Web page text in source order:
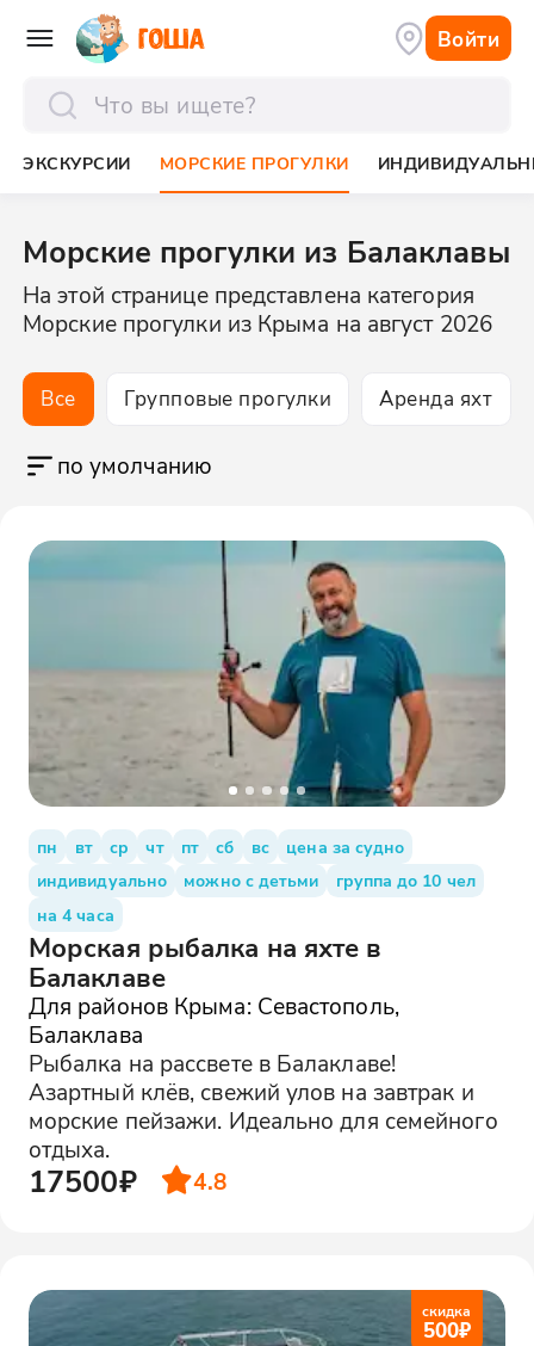
Войти
ЭКСКУРСИИ МОРСКИЕ ПРОГУЛКИ
Морские прогулки из Балаклавы
На этой странице представлена категория
Морские прогулки из Крыма на август 2026
Все Групповые прогулки Аренда яхт
по умолчанию
пн вт ср чт пт сб вс
цена за судно
индивидуально
можно с детьми
группа до 10 чел
на 4 часа
Морская рыбалка на яхте в
Балаклаве
Для районов Крыма: Севастополь,
Балаклава
Рыбалка на рассвете в Балаклаве!
Азартный клёв, свежий улов на завтрак и
морские пейзажи. Идеально для семейного
отдыха.
17500₽ 4.8
скидка
500₽